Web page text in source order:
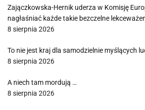
Zajączkowska-Hernik uderza w Komisję
nagłaśniać każde takie bezczelne
8 sierpnia 2026
To nie jest kraj dla samodzielnie myślących
8 sierpnia 2026
A niech tam mordują …
8 sierpnia 2026